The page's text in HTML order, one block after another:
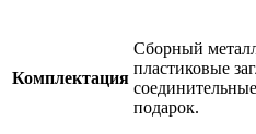
Комплектация
Сборный
пластиковые
подарок.